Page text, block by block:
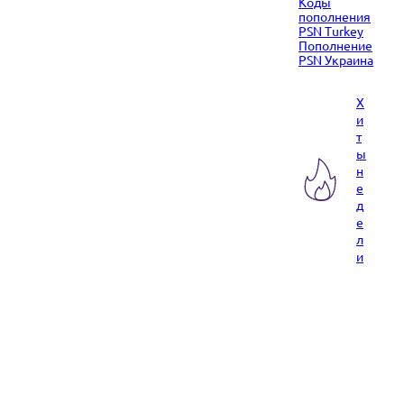
пополнения
PSN Turkey
Пополнение
PSN Украина
Х
и
т
ы
н
е
д
е
л
и